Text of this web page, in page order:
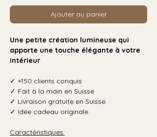
Ajouter au panier
Une petite création lumineuse qui
apporte une touche élégante à votre
intérieur
✓ +150 clients conquis
✓ Fait à la main en Suisse
✓ Livraison gratuite en Suisse
✓ Idée cadeau originale
Caractéristiques: